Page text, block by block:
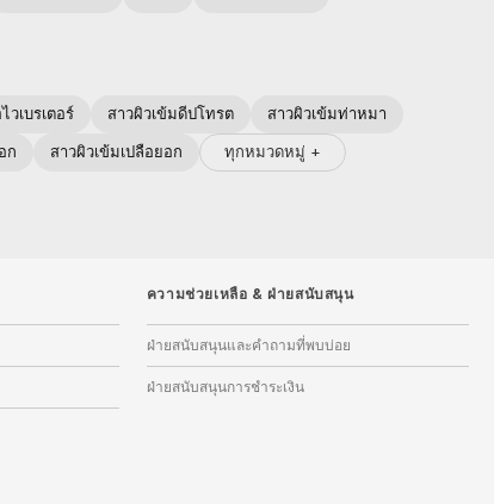
วเบรเตอร์ สาวผิวเข้มดีปโทรต
สาวผิวเข้มท่าหมา
ก สาวผิวเข้มเปลือยอก ทุกหมวดหมู่ +
ความช่วยเหลือ & ฝ่ายสนับสนุน
ฝ่ายสนับสนุนและคำถามที่พบบ่อย
ฝ่ายสนับสนุนการชำระเงิน